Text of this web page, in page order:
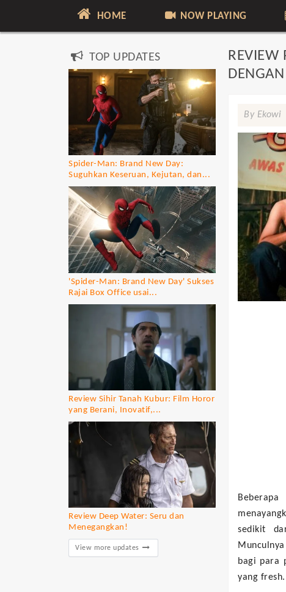
HOME NOW PLAYING
REVIEW
By Ekowi
sedikit
bagi para
yang fresh.
TOP UPDATES
Spider-Man: Brand New Day:
Suguhkan Keseruan, Kejutan, dan...
'Spider-Man: Brand New Day' Sukses
Rajai Box Office usai...
Review Sihir Tanah Kubur: Film Horor
yang Berani, Inovatif,...
Review Deep Water: Seru dan
Menegangkan!
View more updates